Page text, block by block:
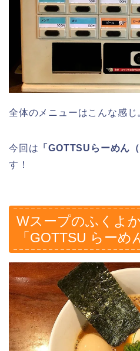
全体のメニューはこんな感じ
今回は 「GOTTSUらーめん
す！
Wスープのふくよ
「GOTTSU らーめ